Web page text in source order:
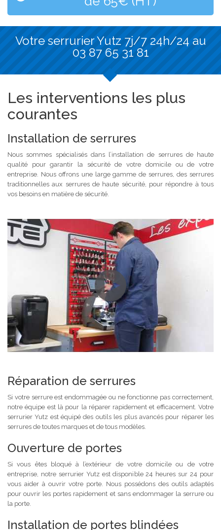
Votre serrurier Yutz 7j/7 24h/24 au
03 87 65 31 81
Les interventions les plus
courantes
Installation de serrures
Nous sommes spécialisés dans l’installation de serrures de haute
qualité pour garantir la sécurité de votre domicile ou de votre
entreprise. Nous offrons une large gamme de serrures, des serrures
traditionnelles aux serrures de haute sécurité, pour répondre à tous
vos besoins en matière de sécurité.
Réparation de serrures
Si votre serrure est endommagée ou ne fonctionne pas correctement,
notre équipe est là pour la réparer rapidement et efficacement. Votre
serrurier Yutz est équipé des outils les plus avancés pour réparer les
serrures de toutes marques et de tous modèles.
Ouverture de portes
Si vous êtes bloqué à l’extérieur de votre domicile ou de votre
entreprise, notre serrurier Yutz est disponible 24 heures sur 24 pour
vous aider à ouvrir votre porte. Nous possédons des outils adaptés
pour ouvrir les portes rapidement et sans endommager la serrure ou
la porte.
Installation de portes blindées